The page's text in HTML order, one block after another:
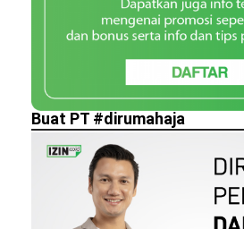
Buat PT #dirumahaja